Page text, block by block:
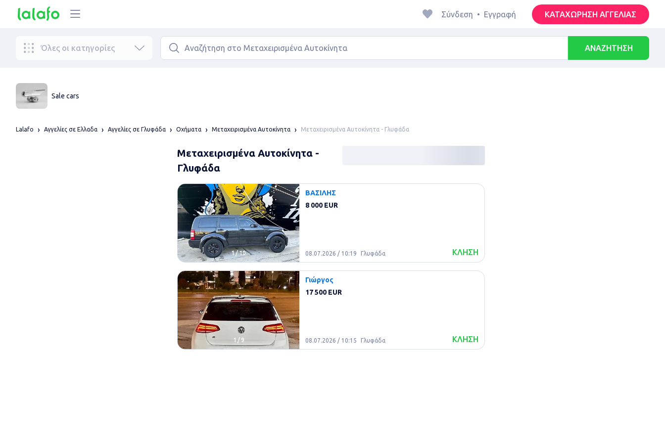
Σύνδεση • Εγγραφή ΚΑΤΑΧΩΡΗΣΗ ΑΓΓΕΛΙΑΣ
Όλες οι κατηγορίες ΑΝΑΖΗΤΗΣΗ
Sale cars
Lalafo Αγγελίες σε Ελλαδα Αγγελίες σε Γλυφάδα Οχήματα Μεταχειρισμένα Αυτοκίνητα Μεταχειρισμένα Αυτοκίνητα - Γλυφάδα
Μεταχειρισμένα Αυτοκίνητα -
Γλυφάδα
1/10
ΒΑΣΙΛΗΣ
8 000 EUR
08.07.2026 / 10:19 Γλυφάδα ΚΛΗΣΗ
1 / 9
Γιώργος
17 500 EUR
08.07.2026 / 10:15 Γλυφάδα ΚΛΗΣΗ